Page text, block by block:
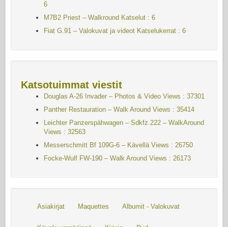
6
M7B2 Priest – Walkround Katselut : 6
Fiat G.91 – Valokuvat ja videot Katselukerrat : 6
Katsotuimmat viestit
Douglas A-26 Invader – Photos & Video Views : 37301
Panther Restauration – Walk Around Views : 35414
Leichter Panzerspähwagen – Sdkfz.222 – WalkAround
Views : 32563
Messerschmitt Bf 109G-6 – Kävellä Views : 26750
Focke-Wulf FW-190 – Walk Around Views : 26173
Asiakirjat Maquettes Albumit - Valokuvat